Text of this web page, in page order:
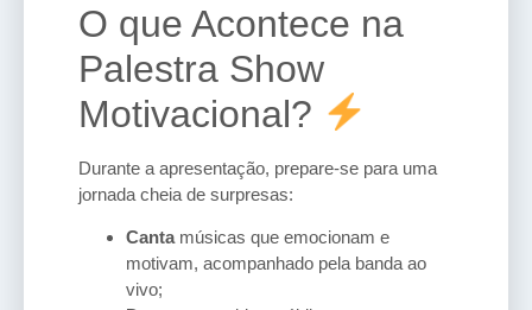
O que Acontece na
Palestra Show
Motivacional?
Durante a apresentação, prepare-se para uma
jornada cheia de surpresas:
Cantamúsicas que emocionam e
motivam, acompanhado pela banda ao
vivo;